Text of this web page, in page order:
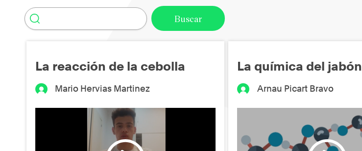
La reacción de la cebolla
Mario Hervias Martinez
La química del jabón
Arnau Picart Bravo